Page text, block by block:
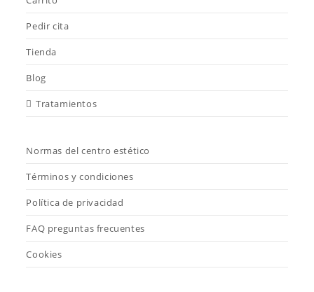
Pedir cita
Tienda
Blog
Tratamientos
Normas del centro estético
Términos y condiciones
Política de privacidad
FAQ preguntas frecuentes
Cookies